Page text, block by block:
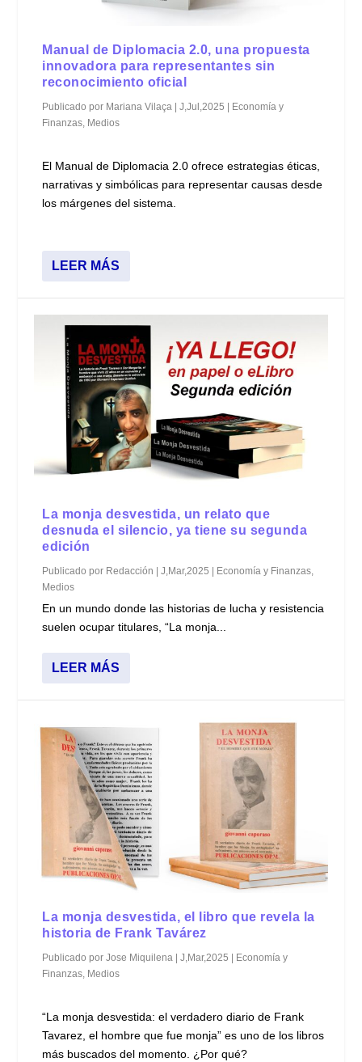
Manual de Diplomacia 2.0, una propuesta
innovadora para representantes sin
reconocimiento oficial
Publicado por Mariana Vilaça |J,Jul,2025 | Economía y
Finanzas Medios
El Manual de Diplomacia 2.0 ofrece estrategias éticas,
narrativas y simbólicas para representar causas desde
los márgenes del sistema.
LEER MÁS
La monja desvestida, un relato que
desnuda el silencio, ya tiene su segunda
edición
Publicado por Redacción |J,Mar,2025 Economía y Finanzas,
Medios
En un mundo donde las historias de lucha y resistencia
suelen ocupar titulares, “La monja...
LEER MÁS
La monja desvestida, el libro que revela la
historia de Frank Tavárez
Publicado porJose Miquilena |J,Mar,2025
Economía y
Finanzas, Medios
“La monja desvestida: el verdadero diario de Frank
Tavarez, el hombre que fue monja” es uno de los libros
más buscados del momento. ¿Por qué?